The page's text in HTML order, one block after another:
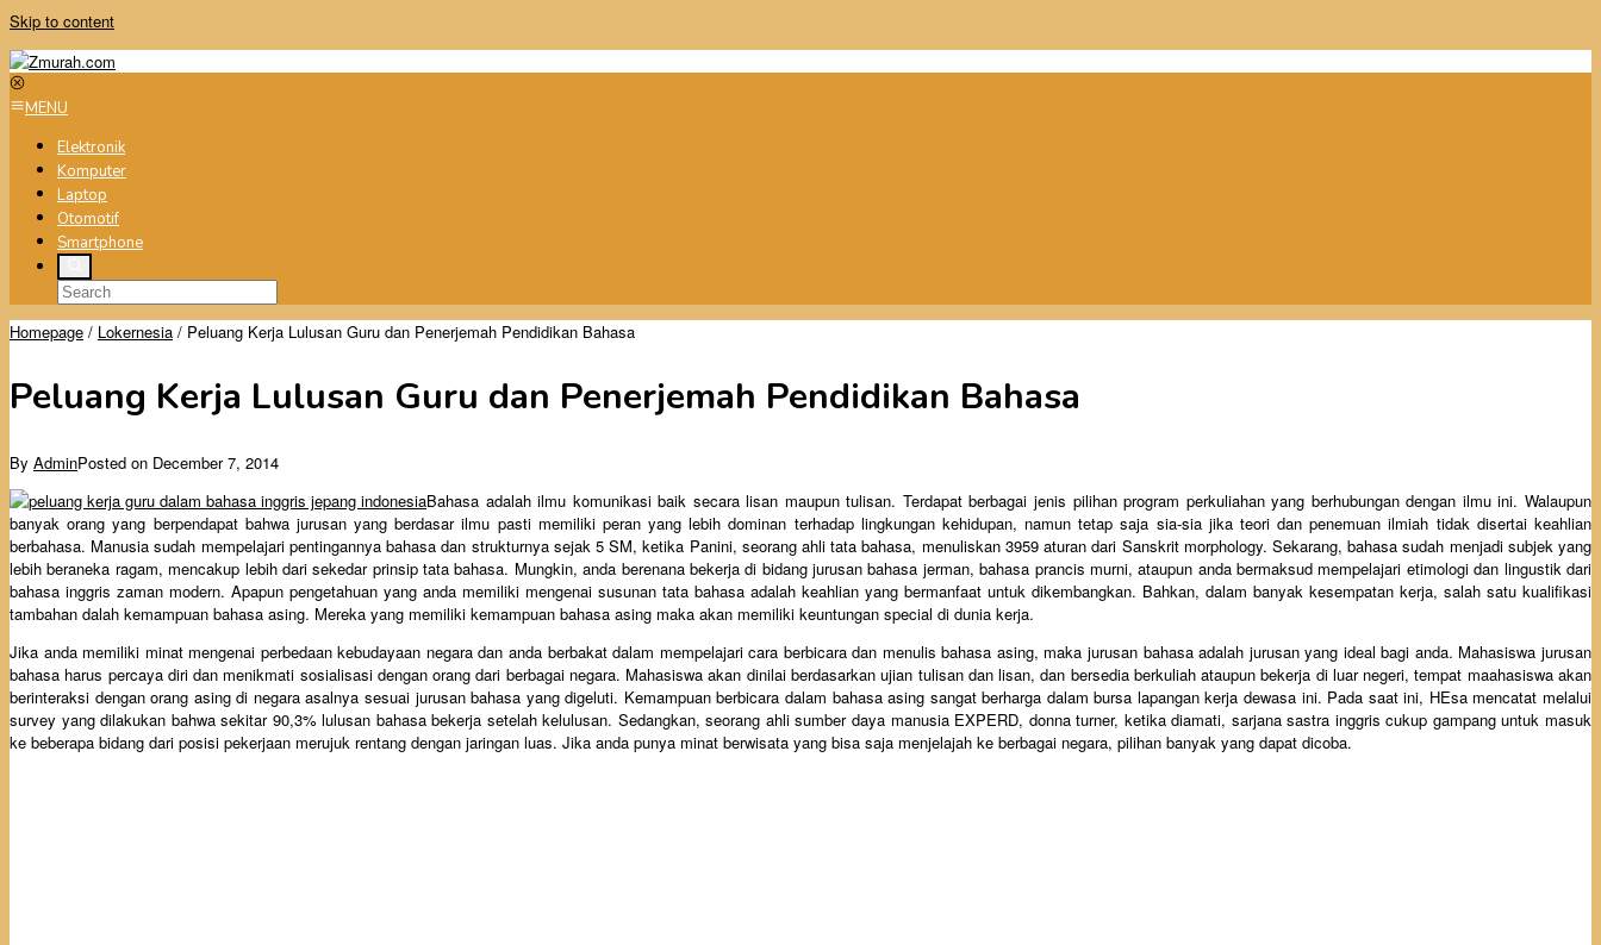
Skip to content
MENU
Elektronik
Komputer
Laptop
Otomotif
Smartphone
Homepage / Lokernesia / Peluang Kerja Lulusan Guru dan Penerjemah Pendidikan Bahasa
Peluang Kerja Lulusan Guru dan Penerjemah Pendidikan Bahasa
By AdminPosted on December 7, 2014
Bahasa adalah ilmu komunikasi baik secara lisan maupun tulisan. Terdapat berbagai jenis pilihan program perkuliahan yang berhubungan dengan ilmu ini. Walaupun
banyak orang yang berpendapat bahwa jurusan yang berdasar ilmu pasti memiliki peran yang lebih dominan terhadap lingkungan kehidupan, namun tetap saja sia-sia jika teori dan penemuan ilmiah tidak disertai keahlian
berbahasa. Manusia sudah mempelajari pentingannya bahasa dan strukturnya sejak 5 SM, ketika Panini, seorang ahli tata bahasa, menuliskan 3959 aturan dari Sanskrit morphology. Sekarang, bahasa sudah menjadi subjek yang
lebih beraneka ragam, mencakup lebih dari sekedar prinsip tata bahasa. Mungkin, anda berenana bekerja di bidang jurusan bahasa jerman, bahasa prancis murni, ataupun anda bermaksud mempelajari etimologi dan lingustik dari
bahasa inggris zaman modern. Apapun pengetahuan yang anda memiliki mengenai susunan tata bahasa adalah keahlian yang bermanfaat untuk dikembangkan. Bahkan, dalam banyak kesempatan kerja, salah satu kualifikasi
tambahan dalah kemampuan bahasa asing. Mereka yang memiliki kemampuan bahasa asing maka akan memiliki keuntungan special di dunia kerja.
Jika anda memiliki minat mengenai perbedaan kebudayaan negara dan anda berbakat dalam mempelajari cara berbicara dan menulis bahasa asing, maka jurusan bahasa adalah jurusan yang ideal bagi anda. Mahasiswa jurusan
bahasa harus percaya diri dan menikmati sosialisasi dengan orang dari berbagai negara. Mahasiswa akan dinilai berdasarkan ujian tulisan dan lisan, dan bersedia berkuliah ataupun bekerja di luar negeri, tempat maahasiswa akan
berinteraksi dengan orang asing di negara asalnya sesuai jurusan bahasa yang digeluti. Kemampuan berbicara dalam bahasa asing sangat berharga dalam bursa lapangan kerja dewasa ini. Pada saat ini, HEsa mencatat melalui
survey yang dilakukan bahwa sekitar 90,3% lulusan bahasa bekerja setelah kelulusan. Sedangkan, seorang ahli sumber daya manusia EXPERD, donna turner, ketika diamati, sarjana sastra inggris cukup gampang untuk masuk
ke beberapa bidang dari posisi pekerjaan merujuk rentang dengan jaringan luas. Jika anda punya minat berwisata yang bisa saja menjelajah ke berbagai negara, pilihan banyak yang dapat dicoba.